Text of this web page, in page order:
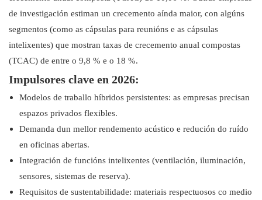
de investigación estiman un crecemento aínda maior, con algúns
segmentos (como as cápsulas para reunións e as cápsulas
intelixentes) que mostran taxas de crecemento anual compostas
(TCAC) de entre o 9,8 % e o 18 %.
Impulsores clave en 2026:
Modelos de traballo híbridos persistentes: as empresas precisan
espazos privados flexibles.
Demanda dun mellor rendemento acústico e redución do ruído
en oficinas abertas.
Integración de funcións intelixentes (ventilación, iluminación,
sensores, sistemas de reserva).
Requisitos de sustentabilidade: materiais respectuosos co medio